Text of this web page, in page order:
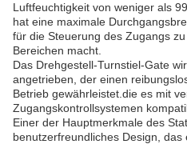
Luftfeuchtigkeit von weniger als
hat eine maximale
für die Steuerung des Zugangs
Bereichen macht.
Das Drehgestell-Turnstiel-Gate
angetrieben, der einen
Betrieb gewährleistet.die es mit
Zugangskontrollsystemen
Einer der Hauptmerkmale des
benutzerfreundliches Design,